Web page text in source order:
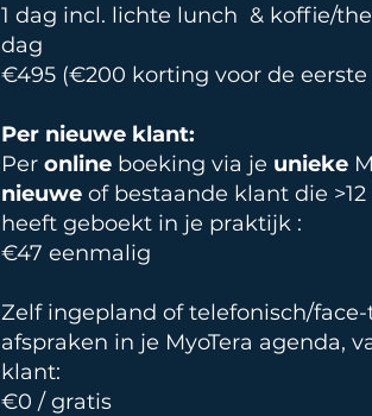
1 dag incl. lichte lunch & koffie/
dag
€495 (€200 korting voor de
Per nieuwe klant:
Per online boeking via je unieke
nieuwe of bestaande klant die
heeft geboekt in je praktijk :
€47 eenmalig
Zelf ingepland of telefonisch/
afspraken in je MyoTera agenda,
klant:
€0 / gratis